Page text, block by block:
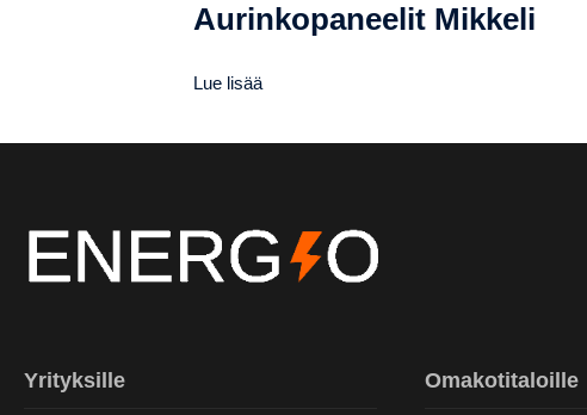
Aurinkopaneelit Mikkeli
Lue lisää
Yrityksille Omakotitaloille